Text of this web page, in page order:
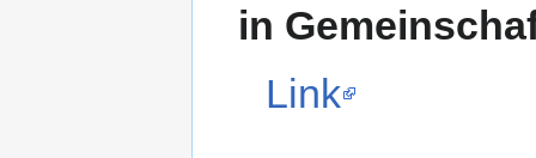
in
Link